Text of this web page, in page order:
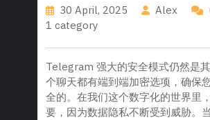
30 April, 2025 Alex
1 category
Telegram 强大的安全模式仍然是
个聊天都有端到端加密选项，确保
全的。在我们这个数字化的世界里
要，因为数据隐私不断受到威胁。